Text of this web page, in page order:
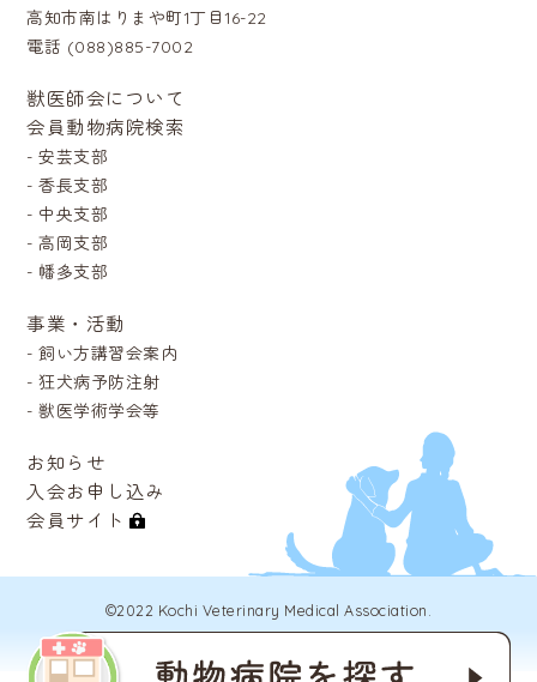
高知市南はりまや町1丁目16-22
電話 (088)885-7002
獣医師会について
会員動物病院検索
-安芸支部
-香長支部
- 中央支部
-高岡支部
- 幡多支部
事業・活動
-飼い方講習会案内
-狂犬病予防注射
-獣医学術学会等
お知らせ
入会お申し込み
会員サイト
©2022 Kochi Veterinary Medical Association.